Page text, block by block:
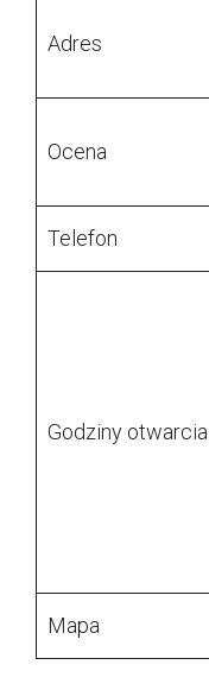
Adres
Ocena
Telefon
Godziny otwarcia
Mapa